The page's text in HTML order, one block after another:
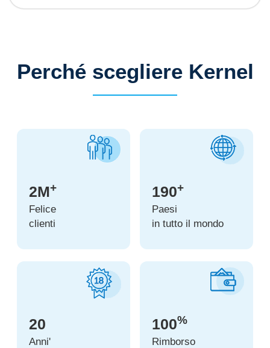
Perché scegliere Kernel
2M+
Felice
clienti
190+
Paesi
in tutto il mondo
20
Anni'
100%
Rimborso